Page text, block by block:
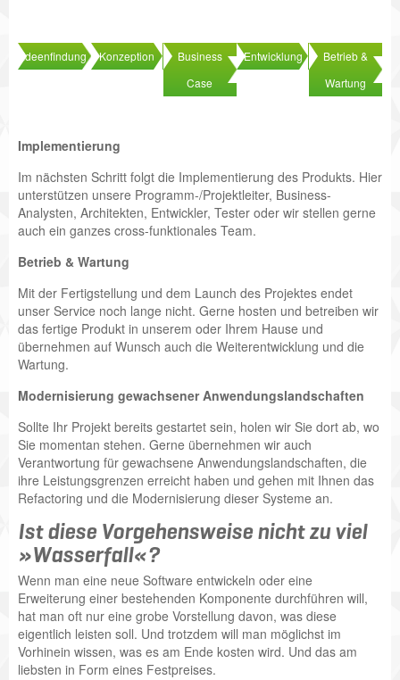
Ideenfindung Konzeption
Business
Case
Entwicklung
Betrieb &
Wartung
Implementierung
Im nächsten Schritt folgt die Implementierung des Produkts. Hier
unterstützen unsere Programm-/Projektleiter, Business-
Analysten, Architekten, Entwickler, Tester oder wir stellen gerne
auch ein ganzes cross-funktionales Team.
Betrieb & Wartung
Mit der Fertigstellung und dem Launch des Projektes endet
unser Service noch lange nicht. Gerne hosten und betreiben wir
das fertige Produkt in unserem oder Ihrem Hause und
übernehmen auf Wunsch auch die Weiterentwicklung und die
Wartung.
Modernisierung gewachsener Anwendungslandschaften
Sollte Ihr Projekt bereits gestartet sein, holen wir Sie dort ab, wo
Sie momentan stehen. Gerne übernehmen wir auch
Verantwortung für gewachsene Anwendungslandschaften, die
ihre Leistungsgrenzen erreicht haben und gehen mit Ihnen das
Refactoring und die Modernisierung dieser Systeme an.
Ist diese Vorgehensweise nicht zu viel
»Wasserfall«?
Wenn man eine neue Software entwickeln oder eine
Erweiterung einer bestehenden Komponente durchführen will,
hat man oft nur eine grobe Vorstellung davon, was diese
eigentlich leisten soll. Und trotzdem will man möglichst im
Vorhinein wissen, was es am Ende kosten wird. Und das am
liebsten in Form eines Festpreises.